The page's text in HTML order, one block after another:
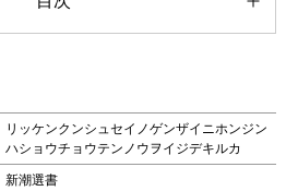
リッケンクンシュセイノゲンザイニホンジン
ハショウチョウテンノウヲイジデキルカ
新潮選書